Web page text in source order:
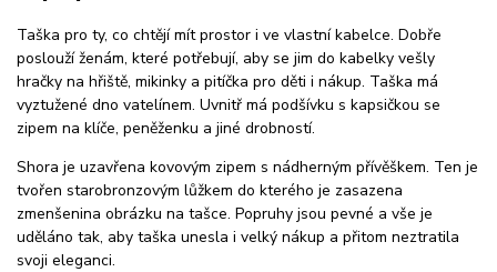
Taška pro ty, co chtějí mít prostor i ve vlastní kabelce. Dobře
poslouží ženám, které potřebují, aby se jim do kabelky vešly
hračky na hřiště, mikinky a pitíčka pro děti i nákup. Taška má
vyztužené dno vatelínem. Uvnitř má podšívku s kapsičkou se
zipem na klíče, peněženku a jiné drobností.
Shora je uzavřena kovovým zipem s nádherným přívěškem. Ten je
tvořen starobronzovým lůžkem do kterého je zasazena
zmenšenina obrázku na tašce. Popruhy jsou pevné a vše je
uděláno tak, aby taška unesla i velký nákup a přitom neztratila
svoji eleganci.